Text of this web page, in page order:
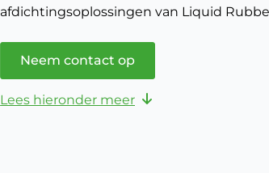
afdichtingsoplossingen van Liquid
Neem contact op
Lees hieronder meer